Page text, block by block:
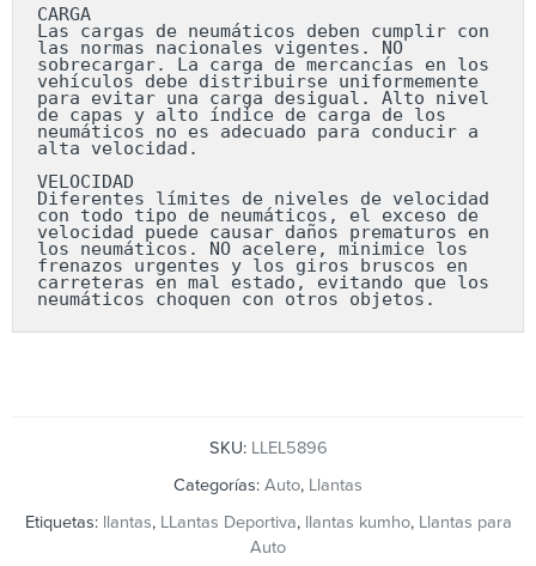
CARGA
Las cargas de neumáticos deben cumplir con
las normas nacionales vigentes. NO
sobrecargar. La carga de mercancías en los
vehículos debe distribuirse uniformemente
para evitar una carga desigual. Alto nivel
de capas y alto índice de carga de los
neumáticos no es adecuado para conducir a
alta velocidad.
VELOCIDAD
Diferentes límites de niveles de velocidad
con todo tipo de neumáticos, el exceso de
velocidad puede causar daños prematuros en
los neumáticos. NO acelere, minimice los
frenazos urgentes y los giros bruscos en
carreteras en mal estado, evitando que los
neumáticos choquen con otros objetos.
SKU: LLEL5896
Categorías: Auto, Llantas
Etiquetas: llantas, LLantas Deportiva, llantas kumho, Llantas para
Auto